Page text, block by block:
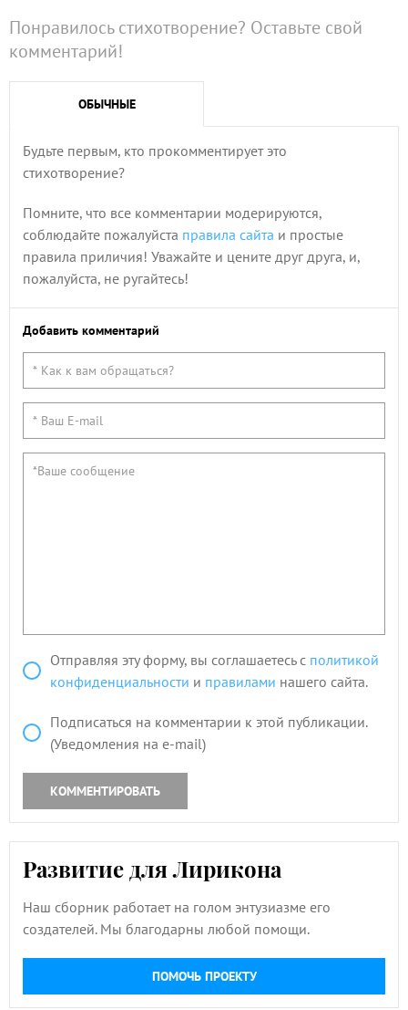
Понравилось стихотворение? Оставьте свой
комментарий!
ОБЫЧНЫЕ
Будьте первым, кто прокомментирует это
стихотворение?
Помните, что все комментарии модерируются,
соблюдайте пожалуйста правила сайта и простые
правила приличия! Уважайте и цените друг друга, и,
пожалуйста, не ругайтесь!
Добавить комментарий
Отправляя эту форму, вы соглашаетесь с политикой
конфиденциальности и правилами нашего сайта.
Подписаться на комментарии к этой публикации.
(Уведомления на e-mail)
КОММЕНТИРОВАТЬ
Развитие для Лирикона
Наш сборник работает на голом энтузиазме его
создателей. Мы благодарны любой помощи.
ПОМОЧЬ ПРОЕКТУ